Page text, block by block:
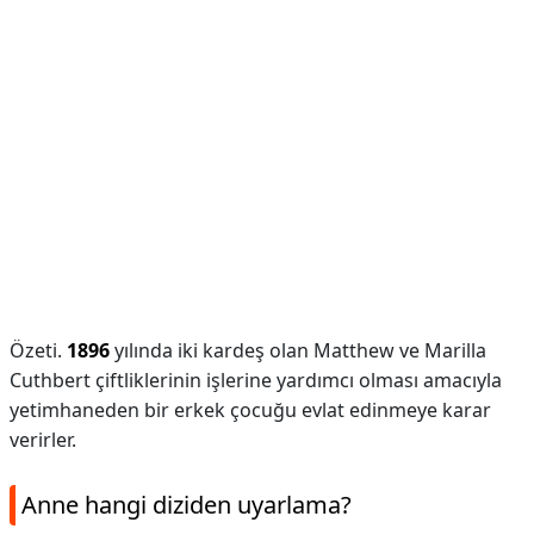
Özeti. 1896yılında iki kardeş olan Matthew ve Marilla
Cuthbert çiftliklerinin işlerine yardımcı olması amacıyla
yetimhaneden bir erkek çocuğu evlat edinmeye karar
verirler.
Anne hangi diziden uyarlama?